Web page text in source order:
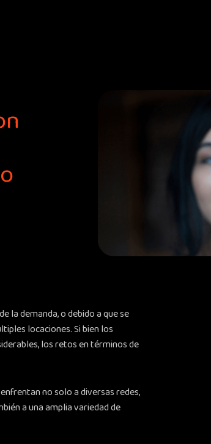
la demanda, o debido a que se
locaciones. Si bien los
los retos en términos de
no solo a diversas redes,
a una amplia variedad de